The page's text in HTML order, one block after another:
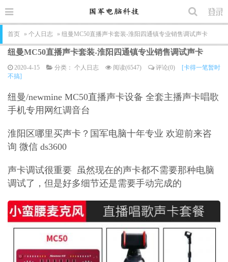
首页 » 个人日志 » 纽曼MC50直播声卡套装-淮阳四通镇专业销售调试声卡
纽曼MC50直播声卡套装-淮阳四通镇专业销售调试声卡
2020-4-15 分类： 个人日志 阅读(6547) 评论(0)
[卡得一笔暂时
不搞]
纽曼/newmine MC50直播声卡设备 全套主播声卡唱歌
手机专用网红调音台
淮阳区哪里买声卡？国军电脑十年专业 欢迎前来咨
询 微信 ds3600
声卡调试很重要 虽然现在的声卡都不需要那种电脑
调试了，但是好多细节还是需要手动完成的